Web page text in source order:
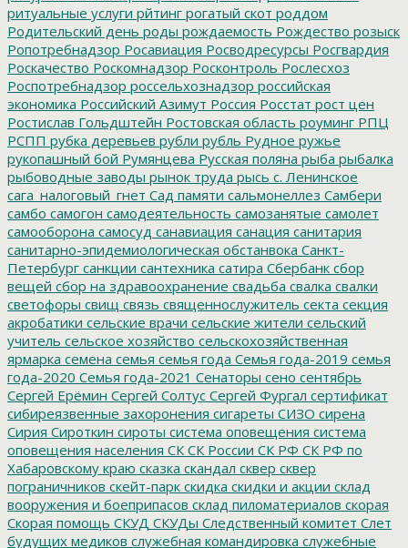
ритуальные услуги рйтинг рогатый скот роддом
Родительский день роды рождаемость Рождество розыск
Ропотребнадзор Росавиация Росводресурсы Росгвардия
Роскачество Роскомнадзор Росконтроль Рослесхоз
Роспотребнадзор россельхознадзор российская
экономика Российский Азимут Россия Росстат рост цен
Ростислав Гольдштейн Ростовская область роуминг РПЦ
РСПП рубка деревьев рубли рубль Рудное ружье
рукопашный бой Румянцева Русская поляна рыба рыбалка
рыбоводные заводы рынок труда рысь с. Ленинское
сага_налоговый_гнет Сад памяти сальмонеллез Самбери
самбо самогон самодеятельность самозанятые самолет
самооборона самосуд санавиация санация санитария
санитарно-эпидемиологическая обстанвока Санкт-
Петербург санкции сантехника сатира Сбербанк сбор
вещей сбор на здравоохранение свадьба свалка свалки
светофоры свищ связь священнослужитель секта секция
акробатики сельские врачи сельские жители сельский
учитель сельское хозяйство сельскохозяйственная
ярмарка семена семья семья года Семья года-2019 семья
года-2020 Семья года-2021 Сенаторы сено сентябрь
Сергей Ерёмин Сергей Солтус Сергей Фургал сертификат
сибиреязвенные захоронения сигареты СИЗО сирена
Сирия Сироткин сироты система оповещения система
оповещения населения СК СК России СК РФ СК РФ по
Хабаровскому краю сказка скандал сквер сквер
пограничников скейт-парк скидка скидки и акции склад
вооружения и боеприпасов склад пиломатериалов скорая
Скорая помощь СКУД СКУДы Следственный комитет Слет
будущих медиков служебная командировка служебные